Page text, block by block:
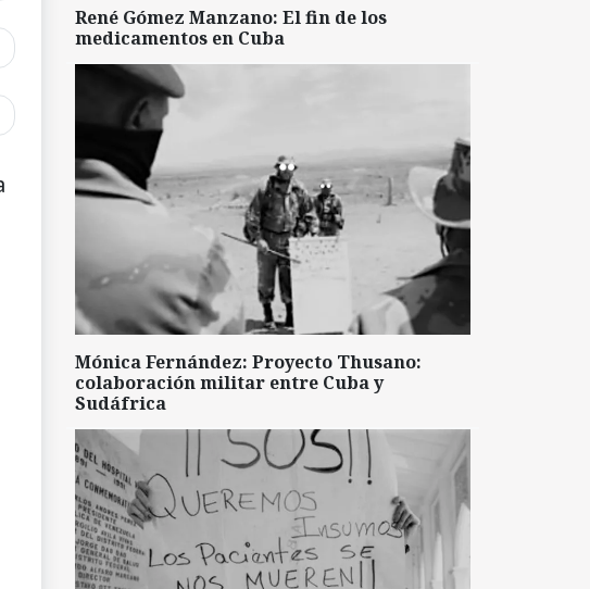
René Gómez Manzano: El fin de los
medicamentos en Cuba
Mónica Fernández: Proyecto Thusano:
colaboración militar entre Cuba y
Sudáfrica